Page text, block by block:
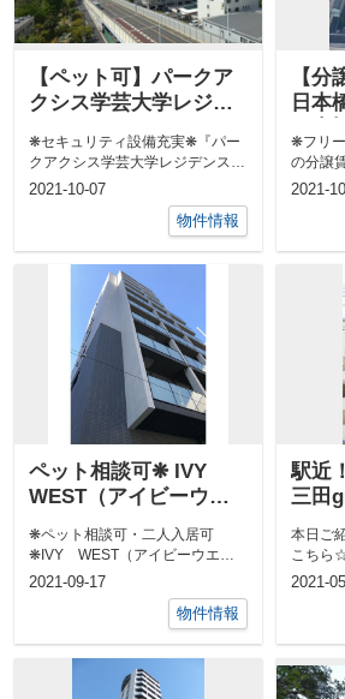
【ペット可】パークア
クシス学芸大学レジデ
❋セキュリティ設備充実❋『パー
クアクシス学芸大学レジデンス２
０２』～仲介手数料無料・礼金ゼ
2021-10-07
物件情報
【分
日本
❋フリ
の分譲
町（ズ
2021-
ペット相談可❋ IVY
WEST（アイビーウエ
❋ペット相談可・二人入居可
❋IVY WEST（アイビーウエス
ト） 1004仲介手数料無料キャン
2021-09-17
物件情報
駅近
三田
本日ご
こちら
５分デ
2021-